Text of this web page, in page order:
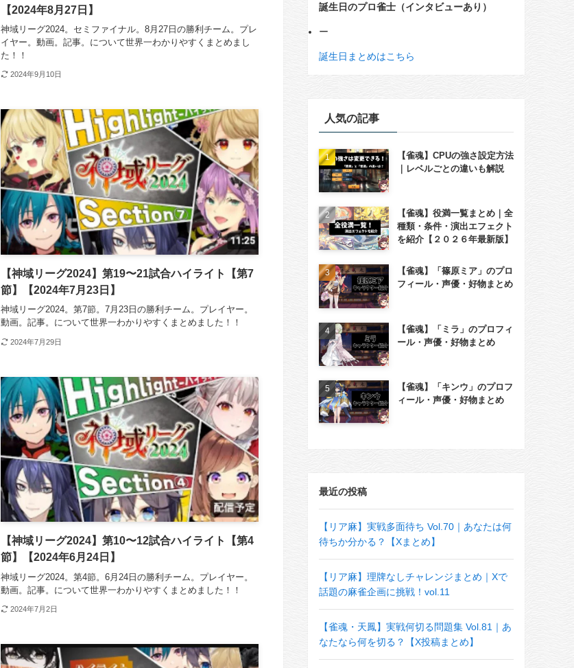
【2024年8月27日】
神域リーグ2024。セミファイナル。8月27日の勝利チーム。プレ
イヤー。動画。記事。について世界一わかりやすくまとめまし
た！！
2024年9月10日
【神域リーグ2024】第19〜21試合ハイライト【第7
節】【2024年7月23日】
神域リーグ2024。第7節。7月23日の勝利チーム。プレイヤー。
動画。記事。について世界一わかりやすくまとめました！！
2024年7月29日
【神域リーグ2024】第10〜12試合ハイライト【第4
節】【2024年6月24日】
神域リーグ2024。第4節。6月24日の勝利チーム。プレイヤー。
動画。記事。について世界一わかりやすくまとめました！！
2024年7月2日
誕生日のプロ雀士（インタビューあり）
ー
誕生日まとめはこちら
人気の記事
【雀魂】CPUの強さ設定方法
｜レベルごとの違いも解説
【雀魂】役満一覧まとめ｜全
種類・条件・演出エフェクト
を紹介【２０２６年最新版】
【雀魂】「篠原ミア」のプロ
フィール・声優・好物まとめ
【雀魂】「ミラ」のプロフィ
ール・声優・好物まとめ
【雀魂】「キンウ」のプロフ
ィール・声優・好物まとめ
最近の投稿
【リア麻】実戦多面待ち Vol.70｜あなたは何
待ちか分かる？【Xまとめ】
【リア麻】理牌なしチャレンジまとめ｜Xで
話題の麻雀企画に挑戦！vol.11
【雀魂・天鳳】実戦何切る問題集 Vol.81｜あ
なたなら何を切る？【X投稿まとめ】